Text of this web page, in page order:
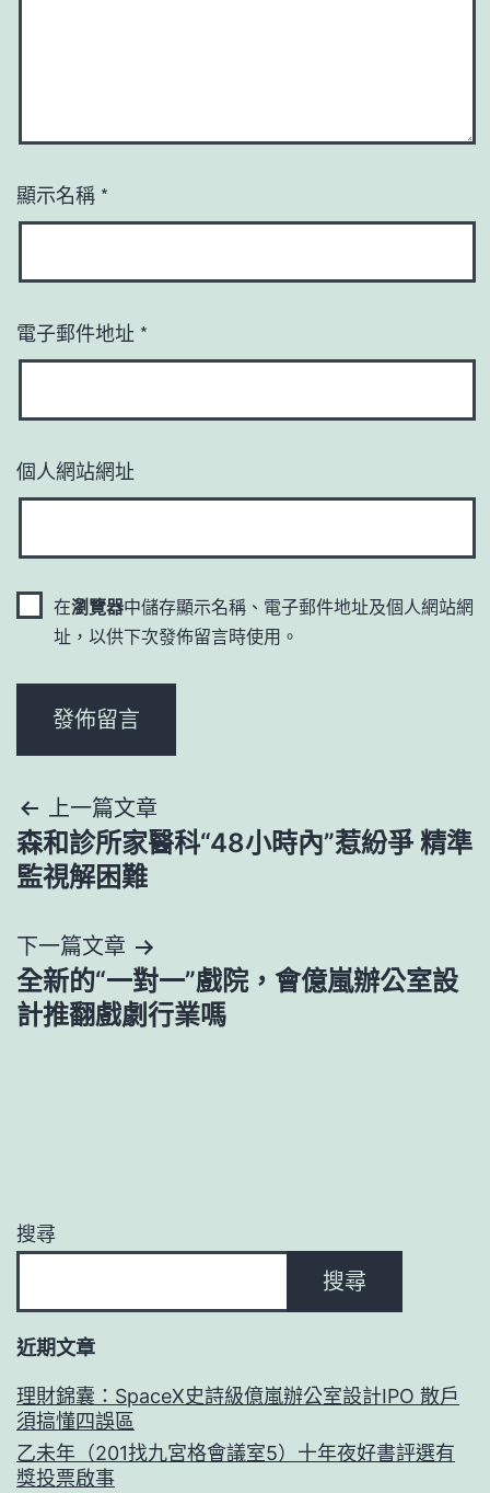
顯示名稱 *
電子郵件地址 *
個人網站網址
在瀏覽器中儲存顯示名稱、電子郵件地址及個人網站網
址，以供下次發佈留言時使用。
文
章
覽
上一篇文章
森和診所家醫科“48小時內”惹紛爭 精準
監視解困難
下一篇文章
全新的“一對一”戲院，會億嵐辦公室設
計推翻戲劇行業嗎
搜尋
搜尋
近期文章
理財錦囊：SpaceX史詩級億嵐辦公室設計IPO 散戶
須搞懂四誤區
乙未年（201找九宮格會議室5）十年夜好書評選有
獎投票啟事